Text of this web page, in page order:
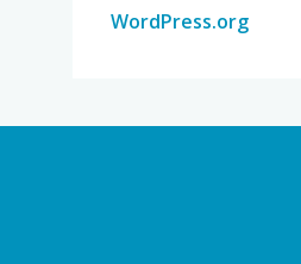
WordPress.org